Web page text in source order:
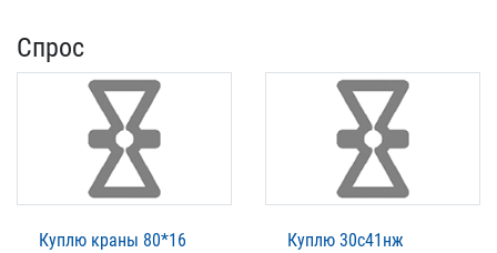
Спрос
Куплю краны 80*16 Куплю 30с41нж